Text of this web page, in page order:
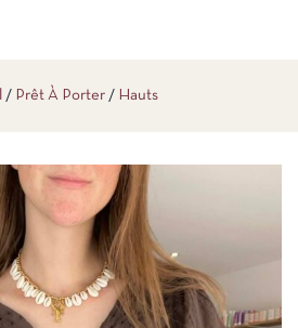
Prêt À Porter Hauts